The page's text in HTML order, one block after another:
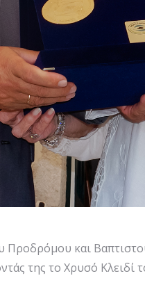
και
της το Χρυσό Κλειδί